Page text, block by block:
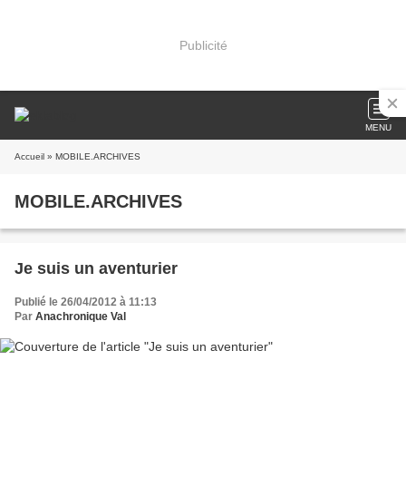
Publicité
MENU
Accueil » MOBILE.ARCHIVES
MOBILE.ARCHIVES
Je suis un aventurier
Publié le 26/04/2012 à 11:13
Par Anachronique Val